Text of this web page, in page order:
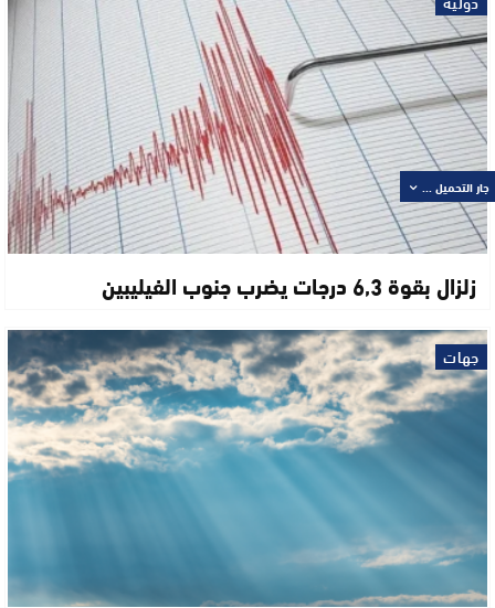
زلزال بقوة 6,3 درجات يضرب جنوب الفيليبين
جهات
جار التحميل ...